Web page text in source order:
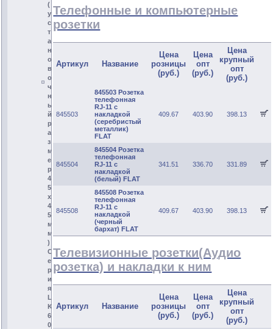
(
у
с
т
а
н
о
в
о
ч
н
ы
й
р
а
з
м
е
р
4
5
х
4
5
м
м
)
С
е
р
и
я
L
K
6
0
Телефонные и компьютерные
розетки
Артикул Название
Цена
розницы
(руб.)
Цена
опт
(руб.)
Цена
крупный
опт
(руб.)
845503
845503 Розетка
телефонная
RJ-11 с
накладкой
(серебристый
металлик)
FLAT
409.67 403.90 398.13
845504
845504 Розетка
телефонная
RJ-11 с
накладкой
(белый) FLAT
341.51 336.70 331.89
845508
845508 Розетка
телефонная
RJ-11 с
накладкой
(черный
бархат) FLAT
409.67 403.90 398.13
Телевизионные розетки(Аудио
розетка) и накладки к ним
Артикул Название
Цена
розницы
(руб.)
Цена
опт
(руб.)
Цена
крупный
опт
(руб.)